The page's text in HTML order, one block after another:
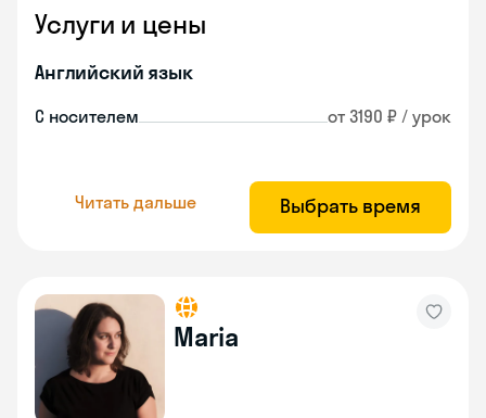
Услуги и цены
Английский язык
С носителем от 3190 ₽ / урок
Читать дальше Выбрать время
Maria